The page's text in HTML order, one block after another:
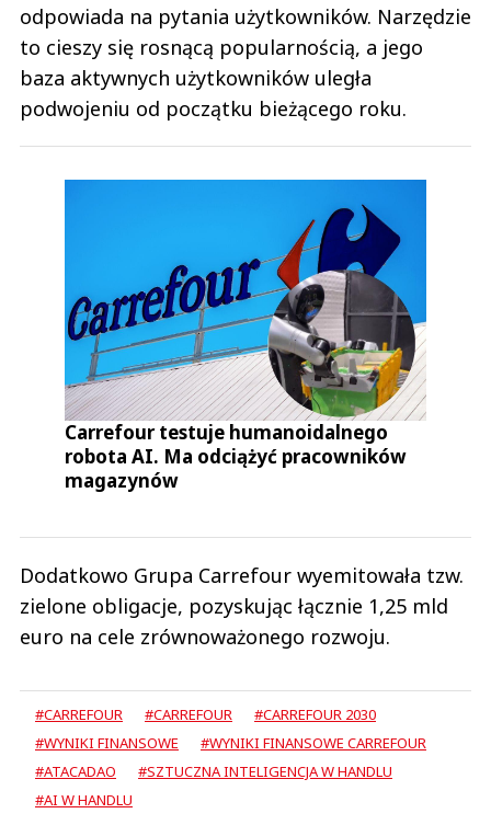
odpowiada na pytania użytkowników. Narzędzie
to cieszy się rosnącą popularnością, a jego
baza aktywnych użytkowników uległa
podwojeniu od początku bieżącego roku.
Carrefour testuje humanoidalnego
robota AI. Ma odciążyć pracowników
magazynów
Dodatkowo Grupa Carrefour wyemitowała tzw.
zielone obligacje, pozyskując łącznie 1,25 mld
euro na cele zrównoważonego rozwoju.
#CARREFOUR #CARREFOUR
#CARREFOUR 2030
#WYNIKI FINANSOWE
#WYNIKI FINANSOWE CARREFOUR
#ATACADAO
#SZTUCZNA INTELIGENCJA W HANDLU
#AI W HANDLU